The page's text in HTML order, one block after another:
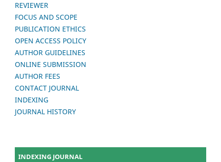
REVIEWER
FOCUS AND SCOPE
PUBLICATION ETHICS
OPEN ACCESS POLICY
AUTHOR GUIDELINES
ONLINE SUBMISSION
AUTHOR FEES
CONTACT JOURNAL
INDEXING
JOURNAL HISTORY
INDEXING JOURNAL